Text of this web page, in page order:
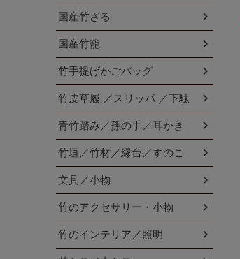
国産竹ざる
国産竹籠
竹手提げかごバッグ
竹皮草履 ／スリッパ ／下駄
青竹踏み／孫の手／耳かき
竹垣／竹材／縁台／すのこ
文具／小物
竹のアクセサリー・小物
竹のインテリア／照明